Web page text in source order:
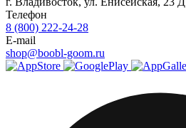
Телефон
8 (800) 222-24-28
E-mail
shop@boobl-goom.ru